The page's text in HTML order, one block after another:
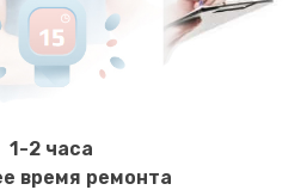
жерновов
руб.
кофейных масел
1-2 часа
время ремонта